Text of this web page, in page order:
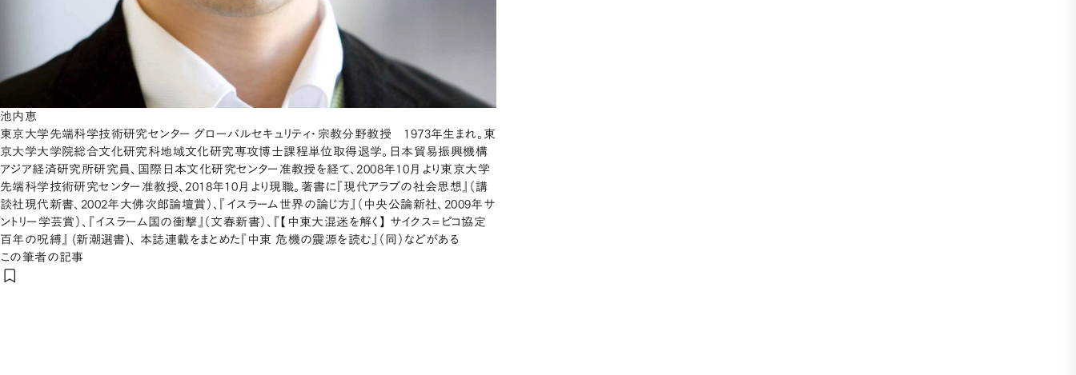
池内恵
東京大学先端科学技術研究センター グローバルセキュリティ・宗教分野教授 1973年生まれ。東
京大学大学院総合文化研究科地域文化研究専攻博士課程単位取得退学。日本貿易振興機構
アジア経済研究所研究員、国際日本文化研究センター准教授を経て、2008年10月より東京大学
先端科学技術研究センター准教授、2018年10月より現職。著書に『現代アラブの社会思想』（講
談社現代新書、2002年大佛次郎論壇賞）、『イスラーム世界の論じ方』（中央公論新社、2009年サ
ントリー学芸賞）、『イスラーム国の衝撃』（文春新書）、『【中東大混迷を解く】 サイクス=ピコ協定
百年の呪縛』 (新潮選書)、 本誌連載をまとめた『中東 危機の震源を読む』（同）などがある
この筆者の記事